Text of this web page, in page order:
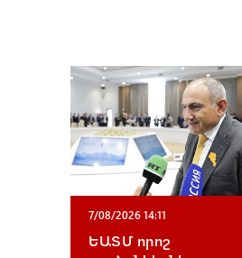
7/08/2026 14:11
ԵԱՏՄ որոշ